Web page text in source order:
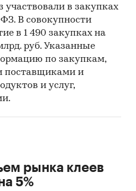
в России и мире.
отечественного и
маркетинговых и
учреждений и базы
мониторингов.
статистики ООН
Division:
участвовали в закупках
В совокупности
в 1 490 закупках на
руб. Указанные
по закупкам,
поставщиками и
и услуг,
рынка клеев
5%